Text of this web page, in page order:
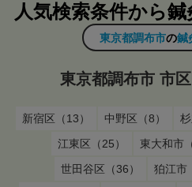
人気検索条件から
東京都調布市の鍼
東京都調布市 市
新宿区（13） 中野区（8）
江東区（25）
東大和市
世田谷区（36）
狛江市